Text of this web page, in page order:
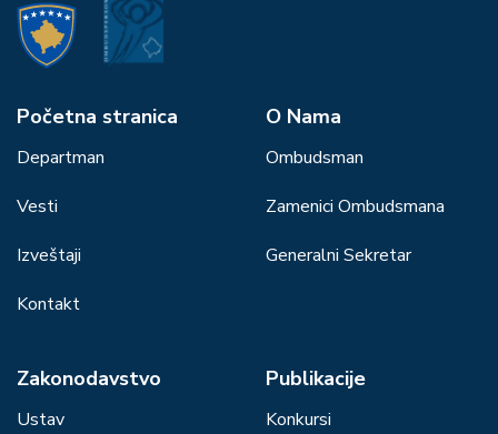
Početna stranica
Departman
Vesti
Izveštaji
Kontakt
О Nama
Ombudsman
Zamenici Ombudsmana
Generalni Sekretar
Zakonodavstvo
Ustav
Publikacije
Konkursi